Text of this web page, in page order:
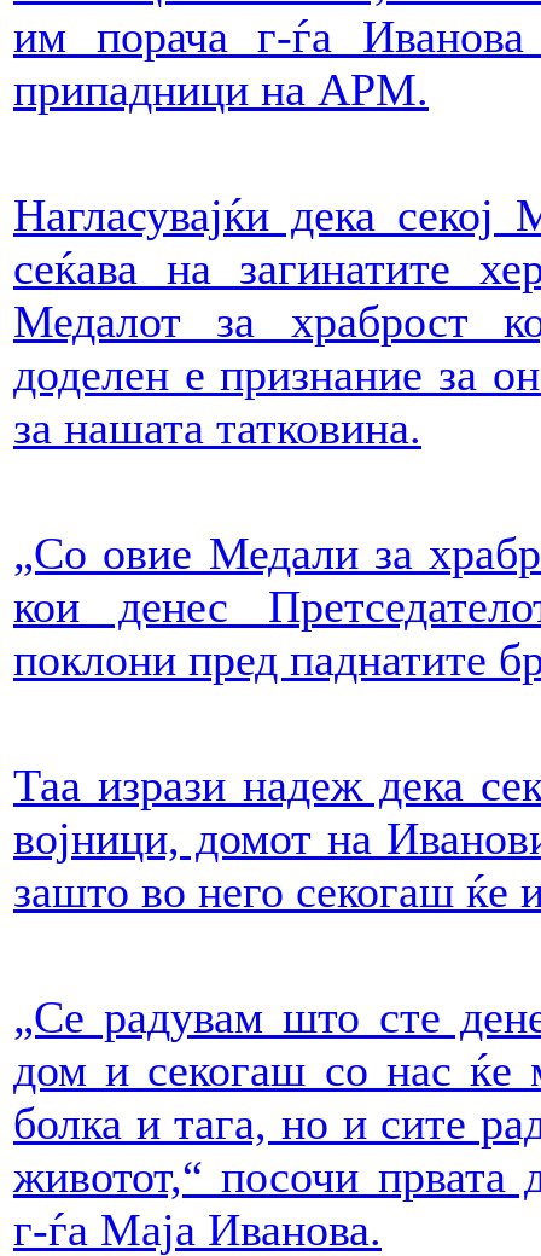
им порача г-ѓа Иванова
припадници на АРМ.
Нагласувајќи дека
сеќава на загинатите
Медалот за храброст
доделен е признание за
за нашата татковина.
„Со овие Медали за
кои денес
поклони пред паднатите
Таа изрази надеж дека
војници, домот на
зашто во него секогаш ќе
„Се радувам што сте
дом и секогаш со нас ќе
болка и тага, но и сите
животот,“ посочи
г-ѓа Маја Иванова.